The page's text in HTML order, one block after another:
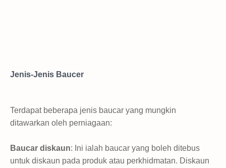
Jenis-Jenis Baucer
Terdapat beberapa jenis baucar yang mungkin
ditawarkan oleh perniagaan:
Baucar diskaun: Ini ialah baucar yang boleh ditebus
untuk diskaun pada produk atau perkhidmatan. Diskaun